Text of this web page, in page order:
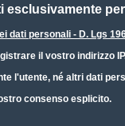
esclusivamente
dati personali - D. Lgs
il vostro indirizzo
l'utente, né altri dati
consenso esplicito.